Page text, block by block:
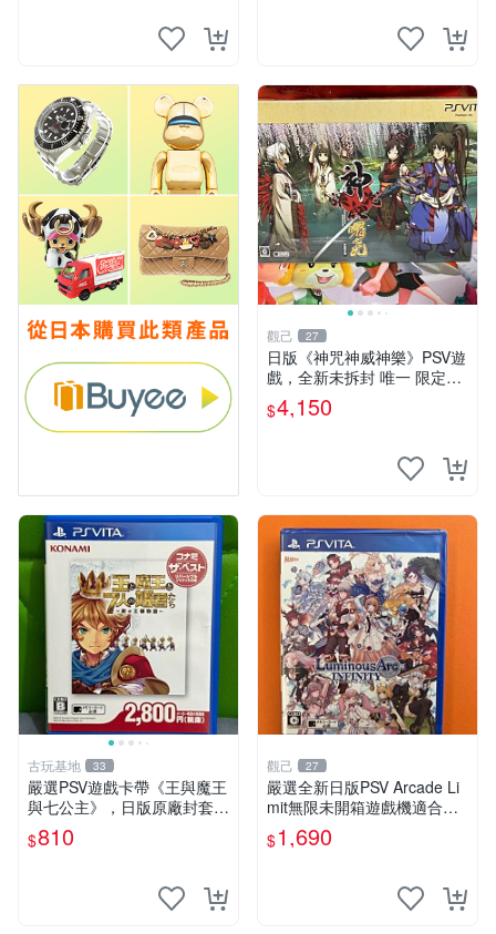
觀己 27
日版《神咒神威神樂》PSV遊
戲，全新未拆封 唯一 限定版
國內玩家推薦 測試過盒裝完
好 如實拍圖 請查驗后再拍 下
$4,150
古玩基地 33
嚴選PSV遊戲卡帶《王與魔王
與七公主》，日版原廠封套，
雙面精美封面，實測暢玩無障
礙。久藏家中，輕微使用痕
估。古董級遊戲限量收
$810
觀己 27
嚴選全新日版PSV Arcade Li
mit無限未開箱遊戲機適合收
藏 Arcade Limit 新遊戲 未開
封 測試合格
$1,690